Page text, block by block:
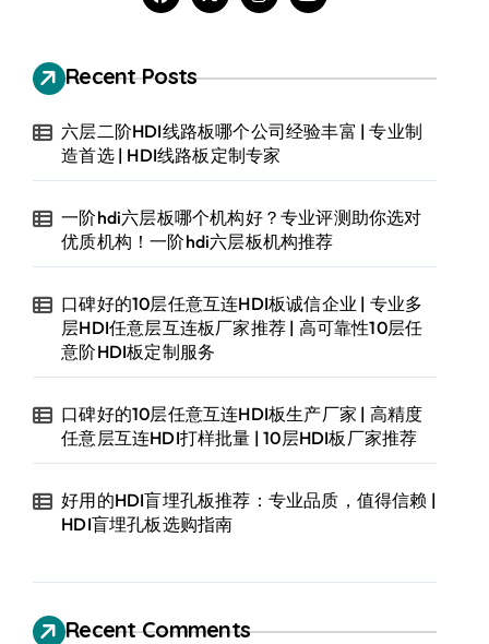
Recent Posts
六层二阶HDI线路板哪个公司经验丰富 | 专业制
造首选 | HDI线路板定制专家
一阶hdi六层板哪个机构好？专业评测助你选对
优质机构！一阶hdi六层板机构推荐
口碑好的10层任意互连HDI板诚信企业 | 专业多
层HDI任意层互连板厂家推荐 | 高可靠性10层任
意阶HDI板定制服务
口碑好的10层任意互连HDI板生产厂家 | 高精度
任意层互连HDI打样批量 | 10层HDI板厂家推荐
好用的HDI盲埋孔板推荐：专业品质，值得信赖 |
HDI盲埋孔板选购指南
Recent Comments